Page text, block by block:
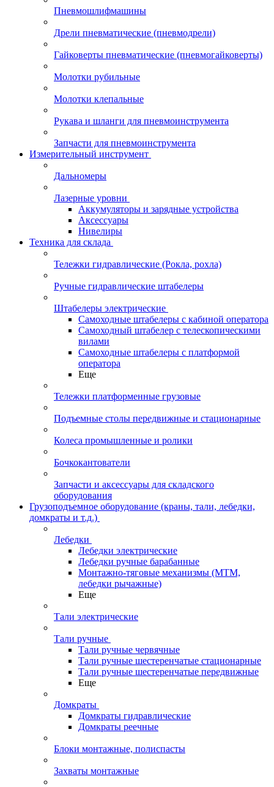
Пневмошлифмашины
Дрели пневматические (пневмодрели)
Гайковерты пневматические (пневмогайковерты)
Молотки рубильные
Молотки клепальные
Рукава и шланги для пневмоинструмента
Запчасти для пневмоинструмента
Измерительный инструмент
Дальномеры
Лазерные уровни
Аккумуляторы и зарядные устройства
Аксессуары
Нивелиры
Техника для склада
Тележки гидравлические (Рокла, рохла)
Ручные гидравлические штабелеры
Штабелеры электрические
Самоходные штабелеры с кабиной оператора
Самоходный штабелер с телескопическими
вилами
Самоходные штабелеры с платформой
оператора
Еще
Тележки платформенные грузовые
Подъемные столы передвижные и стационарные
Колеса промышленные и ролики
Бочкокантователи
Запчасти и аксессуары для складского
оборудования
Грузоподъемное оборудование (краны, тали, лебедки,
домкраты и т.д.)
Лебедки
Лебедки электрические
Лебедки ручные барабанные
Монтажно-тяговые механизмы (МТМ,
лебедки рычажные)
Еще
Тали электрические
Тали ручные
Тали ручные червячные
Тали ручные шестеренчатые стационарные
Тали ручные шестеренчатые передвижные
Еще
Домкраты
Домкраты гидравлические
Домкраты реечные
Блоки монтажные, полиспасты
Захваты монтажные